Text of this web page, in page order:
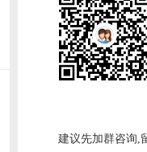
建议先加群咨询,